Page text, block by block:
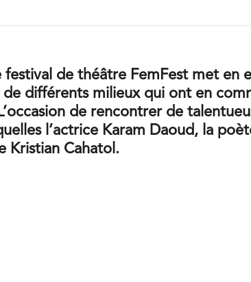
festival de théâtre FemFest met en
de différents milieux qui ont en
de rencontrer de
l’actrice Karam Daoud, la
Kristian Cahatol.